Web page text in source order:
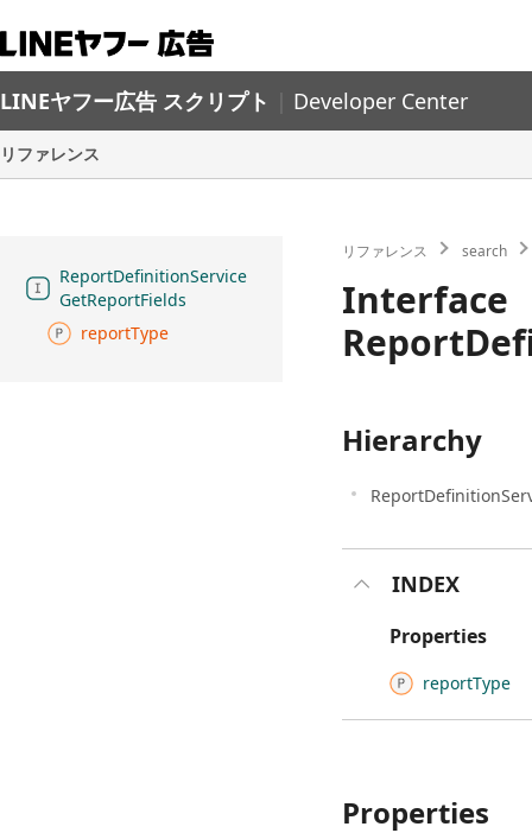
LINEヤフー広告 スクリプト Developer Center
リファレンス
リファレンス search
Interface
Hierarchy
INDEX
Properties
reportType
Properties
ReportDefinitionService
GetReportFields
reportType